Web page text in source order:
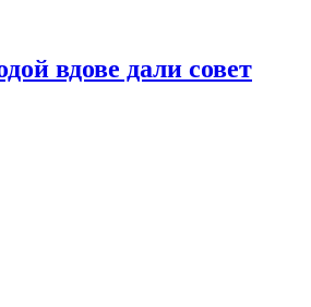
вдове дали совет